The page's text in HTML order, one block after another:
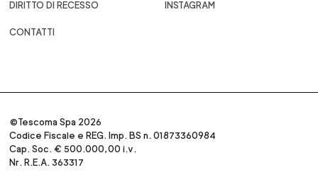
DIRITTO DI RECESSO
CONTATTI
INSTAGRAM
©Tescoma Spa 2026
Codice Fiscale e REG. Imp. BS n. 01873360984
Cap. Soc. € 500.000,00 i.v.
Nr. R.E.A. 363317